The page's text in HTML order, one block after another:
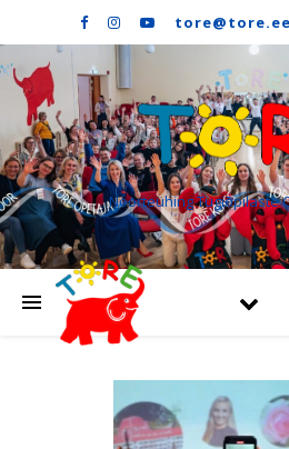
Noorteühing Tugiõpilaste